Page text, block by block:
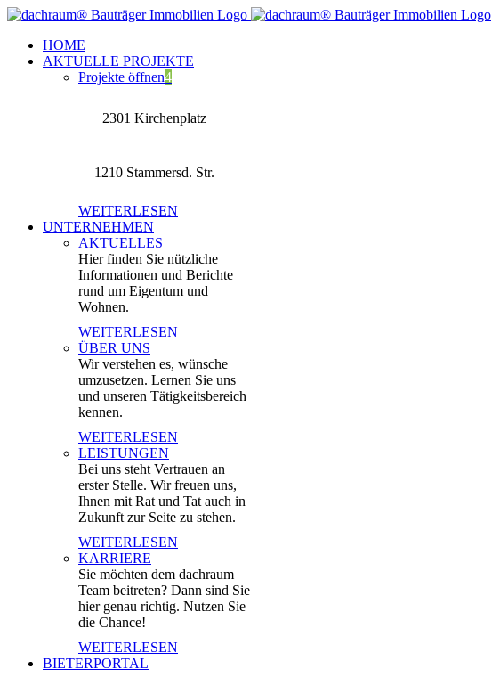
Zum
springenHOME
AKTUELLE PROJEKTE
Projekte öffnen4
2301 Kirchenplatz
1210 Stammersd. Str.
WEITERLESEN
UNTERNEHMEN
AKTUELLES
Hier finden Sie nützliche
Informationen und Berichte
rund um Eigentum und
Wohnen.
WEITERLESEN
ÜBER UNS
Wir verstehen es, wünsche
umzusetzen. Lernen Sie uns
und unseren Tätigkeitsbereich
kennen.
WEITERLESEN
LEISTUNGEN
Bei uns steht Vertrauen an
erster Stelle. Wir freuen uns,
Ihnen mit Rat und Tat auch in
Zukunft zur Seite zu stehen.
WEITERLESEN
KARRIERE
Sie möchten dem dachraum
Team beitreten? Dann sind Sie
hier genau richtig. Nutzen Sie
die Chance!
WEITERLESEN
BIETERPORTAL